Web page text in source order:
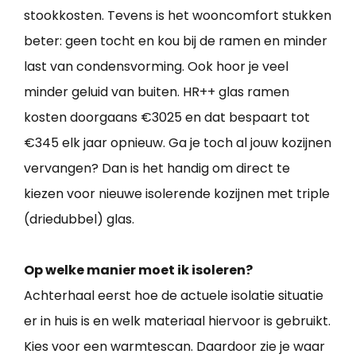
stookkosten. Tevens is het wooncomfort stukken
beter: geen tocht en kou bij de ramen en minder
last van condensvorming. Ook hoor je veel
minder geluid van buiten. HR++ glas ramen
kosten doorgaans €3025 en dat bespaart tot
€345 elk jaar opnieuw. Ga je toch al jouw kozijnen
vervangen? Dan is het handig om direct te
kiezen voor nieuwe isolerende kozijnen met triple
(driedubbel) glas.
Op welke manier moet ik isoleren?
Achterhaal eerst hoe de actuele isolatie situatie
er in huis is en welk materiaal hiervoor is gebruikt.
Kies voor een warmtescan. Daardoor zie je waar